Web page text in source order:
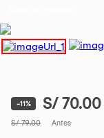
-11% S/ 70.00
S/ 79.00 Antes